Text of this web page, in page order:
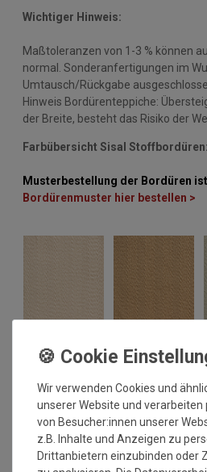
Wichtiger Hinweis:
Maßtoleranzen von 1-3 % können
normal. Sonderanfertigungen im
Umtausch/Rückgabe
Hinweis Bordürenteppiche:
der Breite, besteht das Risiko der
Farbübersicht Sisal Stoffbordüren:
Musterbestellung der Bordüren
Bordürenmuster hier bestellen >
Wir verwenden Cookies und
unserer Website und
von Besucher:innen unserer
z.B. Inhalte und Anzeigen zu
Drittanbietern einzubinden oder